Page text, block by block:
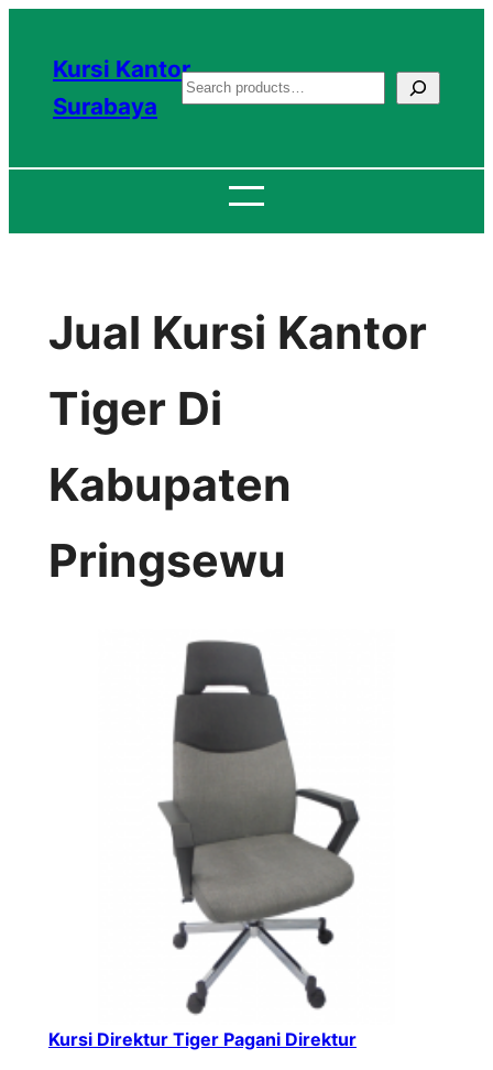
konten
Kursi Kantor
Surabaya
S
a
c
Jual Kursi Kantor
Tiger Di
Kabupaten
Pringsewu
Kursi Direktur Tiger Pagani Direktur